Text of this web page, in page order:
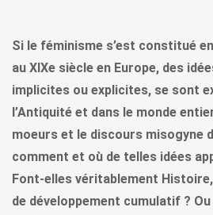
Si le féminisme s’est constitué
au XIXe siècle en Europe, des
implicites ou explicites, se sont
l’Antiquité et dans le monde
moeurs et le discours misogyne
comment et où de telles idées
Font-elles véritablement
de développement cumulatif ?